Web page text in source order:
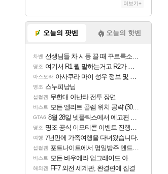
더보기+
오늘의 팟벤 오늘의 핫벤
차벤 선생님들 차 시동 끌 때 꾸르륵소리나는데
명조 여기서 R1 뭘 말하는거고 R2가 뭘말하는걸까요?
아스오라 아사쿠라 마이 성우 정보 및 주요 필모
명조 스누피냥님
섭컬겜 무한대 아난타 전투 장면
비스트 모든 엘리트 골렘 위치 공략 (30개) - 방랑 결투가
GTA6 8월 28일 넷플릭스에서 예고편 공개 예정
명조 명조 공식 이모티콘 이벤트 진행해봤습니다! 참여부터 추첨까지????
여행 7년만에 가족여행을 다녀왔습니다.
섭컬겜 포트나이트에서 명일방주 엔드필드 [펠리카] 판매 예정
비스트 모든 바우에라 업그레이드 아이템 획득 위치 공략 (89개)
해외겜 FF7 외전 세계관, 완결편에 집결